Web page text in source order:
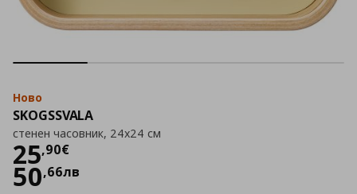
Ново
SKOGSSVALA
стенен часовник, 24x24 см
25,90€
Цена
50,66лв